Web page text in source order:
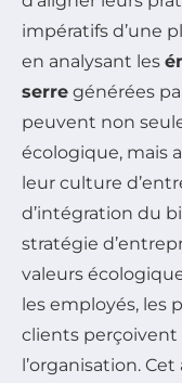
impératifs d’une
en analysant les
serre générées
peuvent non
écologique, mais
leur culture
d’intégration du
stratégie
valeurs
les employés, les
clients
l’organisation.